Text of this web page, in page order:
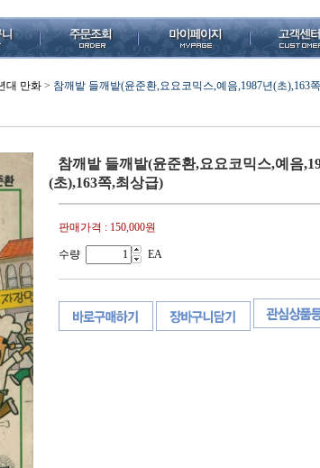
대 만화 > 참깨밭 들깨밭(윤준환,요요코믹스,예음,1987년(초),163
참깨밭 들깨밭(윤준환,요요코믹스,예음
(초),163쪽,최상급)
판매가격 : 150,000원
수량 EA